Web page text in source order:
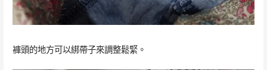
褲頭的地方可以綁帶子來調整鬆緊。